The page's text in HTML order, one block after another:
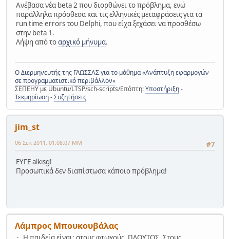
Ανέβασα νέα beta 2 που διορθώνει το πρόβλημα, ενώ
παράλληλα πρόσθεσα και τις ελληνικές μεταφράσεις για τα
run time errors του Delphi, που είχα ξεχάσει να προσθέσω
στην beta 1.
Λήψη από τοαρχικό μήνυμα.
Ο Διερμηνευτής της ΓΛΩΣΣΑΣ για το μάθημα «Ανάπτυξη εφαρμογών
σε προγραμματιστικό περιβάλλον»
ΣΕΠΕΗΥ με Ubuntu/LTSP/sch-scripts/Επόπτη:Υποστήριξη-
Τεκμηρίωση-Συζητήσεις
jim_st
#7
06 Σεπ 2011, 01:08:07 ΜΜ
ΕΥΓΕ alkisg!
Προσωπικά δεν διαπίστωσα κάποιο πρόβλημα!
Λάμπρος Μπουκουβάλας